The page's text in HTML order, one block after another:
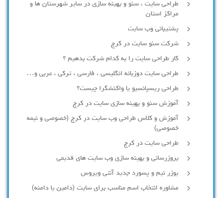
طراحی سایت ، سئو و بهینه سازی در سایر شهرستان ها و
مراکز استان
پشتیبانی وب سایت
شرکت سئو سایت در کرج
کار طراحی سایت را به کدام شرکت بدهیم ؟
طراحی سایت دوزبانه انگلیسی ، فارسی ، ترکی ، عربی و…
طراحی ریسپانسیو یا واکنشگرا چیست؟
آموزش سئو و بهینه سازی سایت در کرج
آموزش و کلاس طراحی وب سایت در کرج (خصوصی و نیمه
خصوصی)
طراحی سایت در کرج
بروزرسانی و بهینه سازی وب سایت های قدیمی
یوزر نیم و پسورد جدید آنتی ویروس
مشاوره انتخاب اسم مناسب برای سایت (دامین یا دامنه)